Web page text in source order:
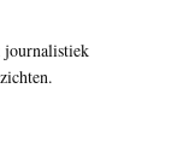
journalistiek